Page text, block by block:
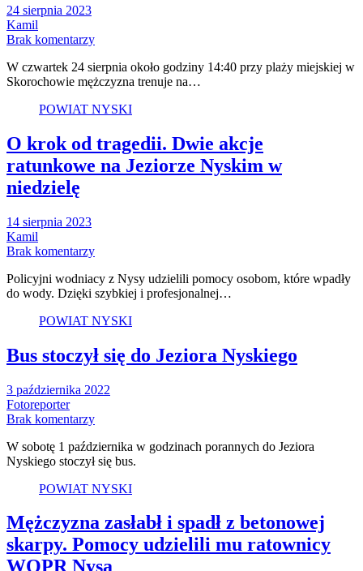
24 sierpnia 2023
Kamil
Brak komentarzy
W czwartek 24 sierpnia około godziny 14:40 przy plaży miejskiej w
Skorochowie mężczyzna trenuje na…
POWIAT NYSKI
O krok od tragedii. Dwie akcje
ratunkowe na Jeziorze Nyskim w
niedzielę
14 sierpnia 2023
Kamil
Brak komentarzy
Policyjni wodniacy z Nysy udzielili pomocy osobom, które wpadły
do wody. Dzięki szybkiej i profesjonalnej…
POWIAT NYSKI
Bus stoczył się do Jeziora Nyskiego
3 października 2022
Fotoreporter
Brak komentarzy
W sobotę 1 października w godzinach porannych do Jeziora
Nyskiego stoczył się bus.
POWIAT NYSKI
Mężczyzna zasłabł i spadł z betonowej
skarpy. Pomocy udzielili mu ratownicy
WOPR Nysa